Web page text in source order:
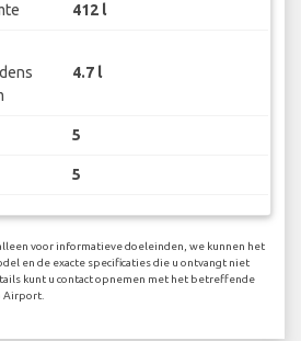
412 l
4.7 l
5
5
voor informatieve doeleinden, we kunnen het
en de exacte specificaties die u ontvangt niet
kunt u contact opnemen met het betreffende
Airport.